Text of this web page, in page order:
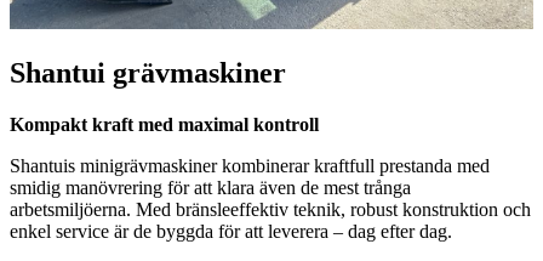
Shantui grävmaskiner
Kompakt kraft med maximal kontroll
Shantuis minigrävmaskiner kombinerar kraftfull prestanda med
smidig manövrering för att klara även de mest trånga
arbetsmiljöerna. Med bränsleeffektiv teknik, robust konstruktion och
enkel service är de byggda för att leverera – dag efter dag.